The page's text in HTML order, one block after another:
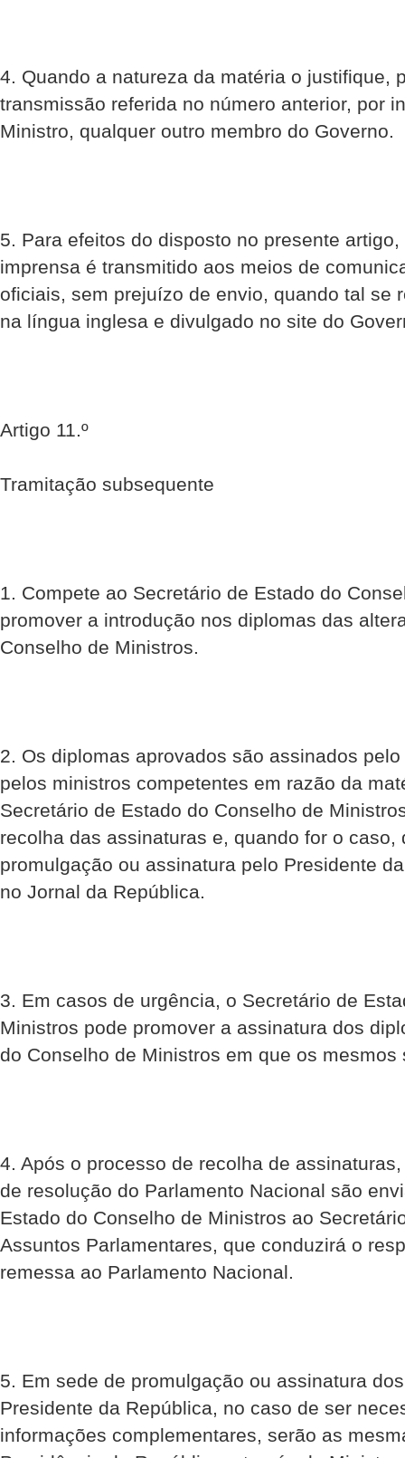
4. Quando a natureza da matéria o justifique,
transmissão referida no número anterior, por
Ministro, qualquer outro membro do Governo.
5. Para efeitos do disposto no presente
imprensa é transmitido aos meios de
oficiais, sem prejuízo de envio, quando tal se
na língua inglesa e divulgado no site do
Artigo 11.º
Tramitação subsequente
1. Compete ao Secretário de Estado do
promover a introdução nos diplomas das
Conselho de Ministros.
2. Os diplomas aprovados são assinados
pelos ministros competentes em razão da
Secretário de Estado do Conselho de
recolha das assinaturas e, quando for o caso,
promulgação ou assinatura pelo Presidente
no Jornal da República.
3. Em casos de urgência, o Secretário de
Ministros pode promover a assinatura dos
do Conselho de Ministros em que os mesmos
4. Após o processo de recolha de
de resolução do Parlamento Nacional são
Estado do Conselho de Ministros ao
Assuntos Parlamentares, que conduzirá o
remessa ao Parlamento Nacional.
5. Em sede de promulgação ou assinatura
Presidente da República, no caso de ser
informações complementares, serão as